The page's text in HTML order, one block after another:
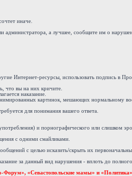
иначе.
а лучшее, сообщите им о
Интернет-ресурсы, использовать подпись в
что вы на них кричите.
наказание.
картинок, мешающих нормальному
для понимания вашего ответа.
и порнографического или слишком
с одними смайликами.
с целью исказить/скрыть их
за данный вид нарушения - вплоть до
Форум», «Севастопольские мамы» и